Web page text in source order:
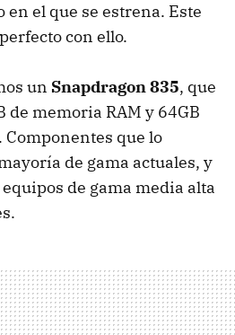
el que se estrena. Este
con ello.
un Snapdragon 835, que
de memoria RAM y 64GB
que lo
de gama actuales, y
de gama media alta